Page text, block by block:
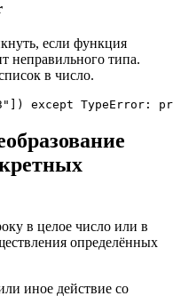
если функция
неправильного типа.
в число.
TypeError:
в целое число или в
определённых
иное действие со